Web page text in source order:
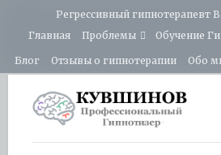
Регрессивный гипнотерапевт
Главная
Проблемы Обучение
Блог Отзывы о гипнотерапии Обо